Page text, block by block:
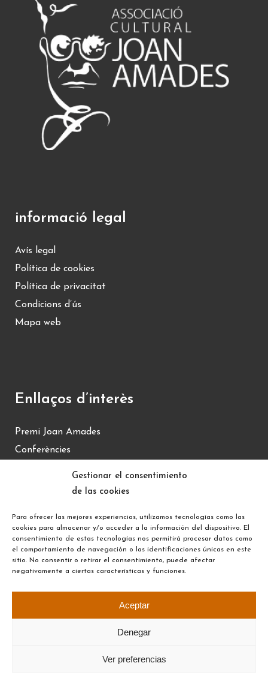
Gestionar el consentimiento
de las cookies
Para ofrecer las mejores experiencias, utilizamos tecnologías como las
cookies para almacenar y/o acceder a la información del dispositivo. El
consentimiento de estas tecnologías nos permitirá procesar datos como
el comportamiento de navegación o las identificaciones únicas en este
sitio. No consentir o retirar el consentimiento, puede afectar
negativamente a ciertas características y funciones.
Aceptar
Denegar
Ver preferencias
informació legal
Avís legal
Política de cookies
Política de privacitat
Condicions d’ús
Mapa web
Enllaços d’interès
Premi Joan Amades
Conferències
Consol Mallofré
Contacte i nosaltres
Contacte amb nosaltres